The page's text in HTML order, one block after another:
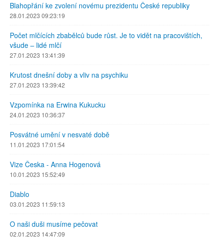
Blahopřání ke zvolení novému prezidentu České republiky
28.01.2023 09:23:19
Počet mlčících zbabělců bude růst. Je to vidět na pracovištích,
všude – lidé mlčí
27.01.2023 13:41:39
Krutost dnešní doby a vliv na psychiku
27.01.2023 13:39:42
Vzpomínka na Erwina Kukucku
24.01.2023 10:36:37
Posvátné umění v nesvaté době
11.01.2023 17:01:54
Vize Česka - Anna Hogenová
10.01.2023 15:52:49
Diablo
03.01.2023 11:59:13
O naši duši musíme pečovat
02.01.2023 14:47:09